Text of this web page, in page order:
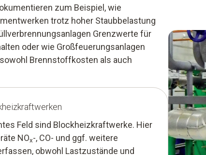
zum Beispiel, wie
trotz hoher Staubbelastung
Grenzwerte für
oder wie Großfeuerungsanlagen
Brennstoffkosten als auch
Feld sind Blockheizkraftwerke. Hier
NOx-, CO- und ggf. weitere
obwohl Lastzustände und